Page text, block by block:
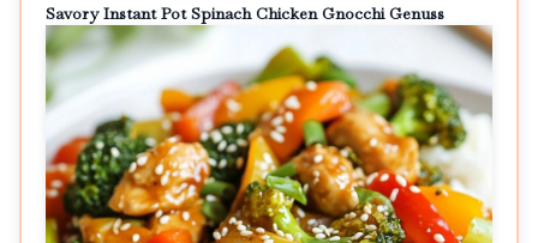
Savory Instant Pot Spinach Chicken Gnocchi Genuss